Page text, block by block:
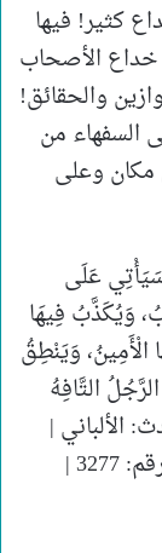
كثير! فيها
خداع الأصحاب
والحقائق!
السفهاء من
مكان وعلى
عَلَى
وَيُكَذَّبُ فِيهَا
الْأَمِينُ، وَيَنْطِقُ
التَّافِهُ
الألباني |
المصدر: صحيح ابن ماجه | الصفحة أو الرقم: 3277 |